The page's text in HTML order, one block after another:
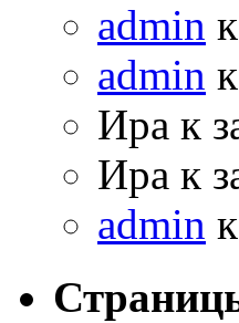
admin
admin
Ира к
Ира к
admin